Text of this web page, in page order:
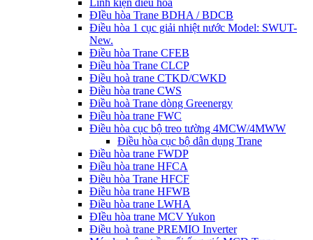
Linh kiện điều hòa
ĐIều hòa Trane BDHA / BDCB
Điều hòa 1 cục giải nhiệt nước Model: SWUT-
New.
Điều hòa Trane CFEB
Điều hòa Trane CLCP
Điều hoà trane CTKD/CWKD
Điều hòa trane CWS
Điều hoà Trane dòng Greenergy
Điều hòa trane FWC
Điều hòa cục bộ treo tường 4MCW/4MWW
Điều hòa cục bộ dân dụng Trane
Điều hòa trane FWDP
Điều hòa trane HFCA
Điều hòa Trane HFCF
Điều hòa trane HFWB
Điều hòa trane LWHA
ĐIều hòa trane MCV Yukon
Điều hoà trane PREMIO Inverter